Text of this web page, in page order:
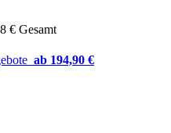
€ Gesamt
ab 194,90 €